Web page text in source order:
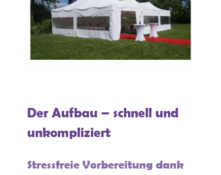
Der Aufbau – schnell und
unkompliziert
Stressfreie Vorbereitung dank